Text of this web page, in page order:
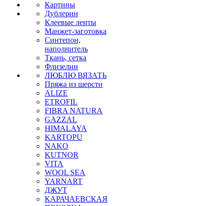
Картины
Дублерин
Клеевые ленты
Манжет-заготовка
Синтепон,
наполнитель
Ткань, сетка
Флизелин
ЛЮБЛЮ ВЯЗАТЬ
Пряжа из шерсти
ALIZE
ETROFIL
FIBRA NATURA
GAZZAL
HIMALAYA
KARTOPU
NAKO
KUTNOR
VITA
WOOL SEA
YARNART
ДЖУТ
КАРАЧАЕВСКАЯ